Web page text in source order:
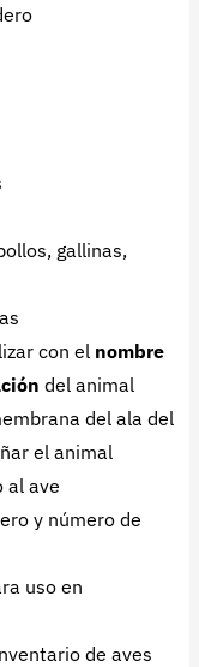
gallinas,
con el nombre
del animal
del ala del
el animal
al ave
y número de
uso en
de aves